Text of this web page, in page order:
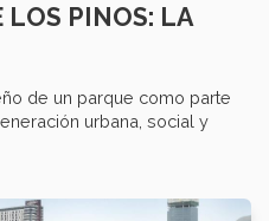
LOS PINOS: LA
de un parque como parte
urbana, social y